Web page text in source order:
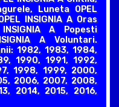
Luneta OPEL
INSIGNIA A Oras
A Popesti
A Voluntari.
1982, 1983, 1984,
1990, 1991, 1992,
1998, 1999, 2000,
2006, 2007, 2008,
2014, 2015, 2016,